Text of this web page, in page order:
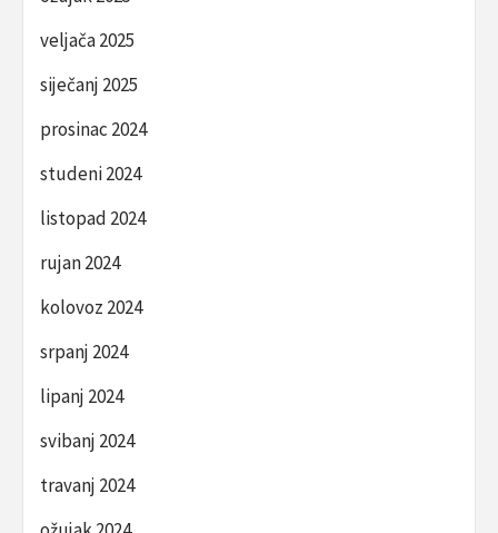
veljača 2025
siječanj 2025
prosinac 2024
studeni 2024
listopad 2024
rujan 2024
kolovoz 2024
srpanj 2024
lipanj 2024
svibanj 2024
travanj 2024